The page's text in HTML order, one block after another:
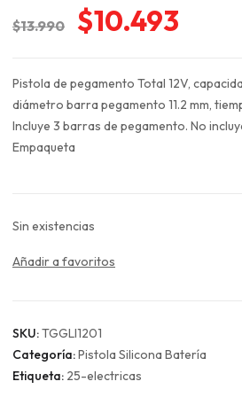
$13.990
El
original
era:
$13.990.
$10.493
es:
Pistola de pegamento Total 12V,
diámetro barra pegamento 11.2 mm,
Incluye 3 barras de pegamento. No
Empaqueta
Sin existencias
Añadir a favoritos
SKU:TGGLI1201
Categoría:Pistola Silicona Batería
Etiqueta: 25-electricas